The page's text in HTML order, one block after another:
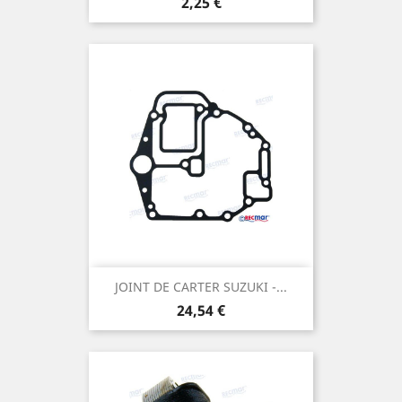
JOINT DE CARTER SUZUKI -...
Prix
24,54 €